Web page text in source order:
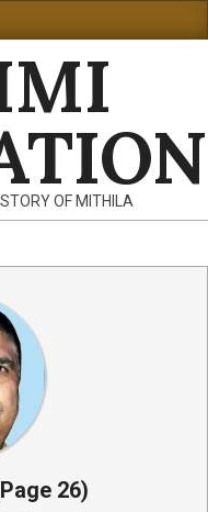
OF MITHILA
26)